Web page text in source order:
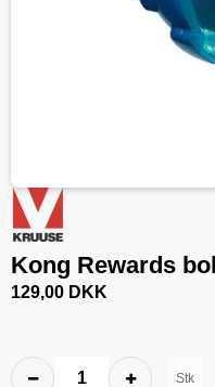
Kong Rewards
129,00 DKK
Stk